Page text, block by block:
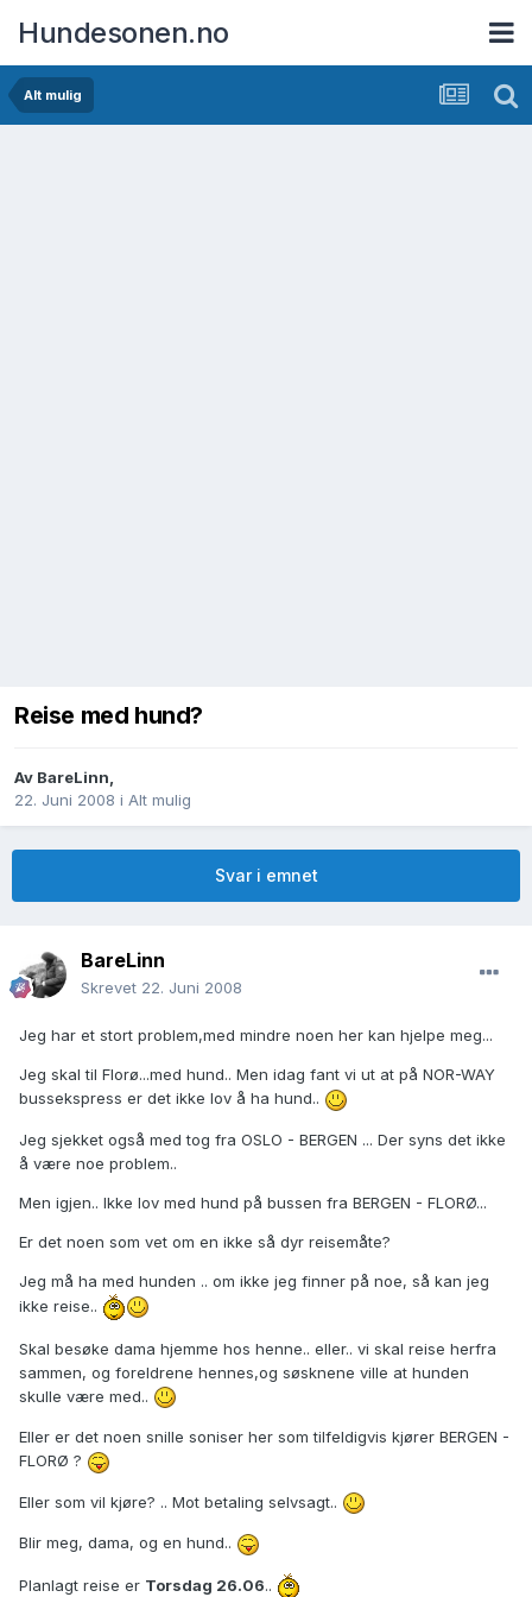
Hundesonen.no
Alt mulig
Reise med hund?
Av BareLinn,
22. Juni 2008 i Alt mulig
Svar i emnet
BareLinn
Skrevet 22. Juni 2008
Jeg har et stort problem,med mindre noen her kan hjelpe meg...
Jeg skal til Florø...med hund.. Men idag fant vi ut at på NOR-WAY
bussekspress er det ikke lov å ha hund..
Jeg sjekket også med tog fra OSLO - BERGEN ... Der syns det ikke
å være noe problem..
Men igjen.. Ikke lov med hund på bussen fra BERGEN - FLORØ...
Er det noen som vet om en ikke så dyr reisemåte?
Jeg må ha med hunden .. om ikke jeg finner på noe, så kan jeg
ikke reise..
Skal besøke dama hjemme hos henne.. eller.. vi skal reise herfra
sammen, og foreldrene hennes,og søsknene ville at hunden
skulle være med..
Eller er det noen snille soniser her som tilfeldigvis kjører BERGEN -
FLORØ ?
Eller som vil kjøre? .. Mot betaling selvsagt..
Blir meg, dama, og en hund..
Planlagt reise er Torsdag 26.06